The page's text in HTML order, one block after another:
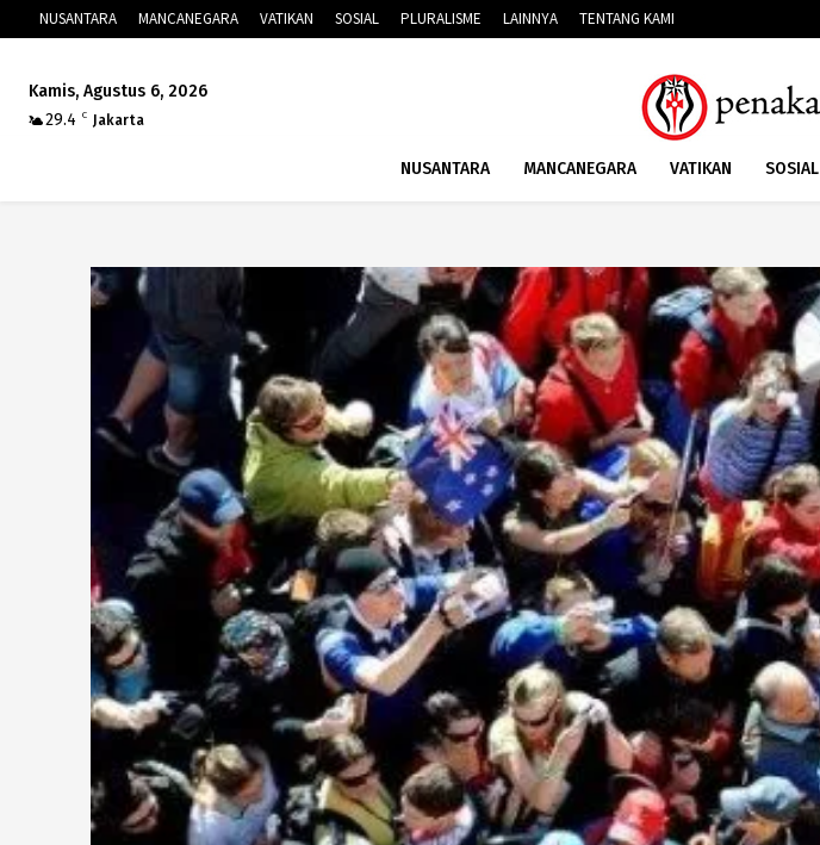
NUSANTARA MANCANEGARA VATIKAN SOSIAL PLURALISME LAINNYA TENTANG KAMI
Kamis, Agustus 6, 2026
29.4
C Jakarta
NUSANTARA MANCANEGARA VATIKAN SOSIAL